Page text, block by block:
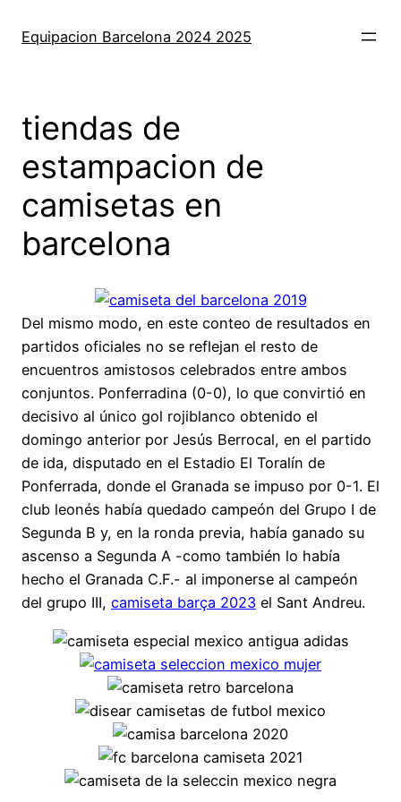
Equipacion Barcelona 2024 2025
tiendas de
estampacion de
camisetas en
barcelona
Del mismo modo, en este conteo de resultados en
partidos oficiales no se reflejan el resto de
encuentros amistosos celebrados entre ambos
conjuntos. Ponferradina (0-0), lo que convirtió en
decisivo al único gol rojiblanco obtenido el
domingo anterior por Jesús Berrocal, en el partido
de ida, disputado en el Estadio El Toralín de
Ponferrada, donde el Granada se impuso por 0-1. El
club leonés había quedado campeón del Grupo I de
Segunda B y, en la ronda previa, había ganado su
ascenso a Segunda A -como también lo había
hecho el Granada C.F.- al imponerse al campeón
del grupo III, camiseta barça 2023 el Sant Andreu.